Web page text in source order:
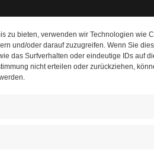
zu bieten, verwenden wir Technologien wie
und/oder darauf zuzugreifen. Wenn Sie
das Surfverhalten oder eindeutige IDs auf
nicht erteilen oder zurückziehen,